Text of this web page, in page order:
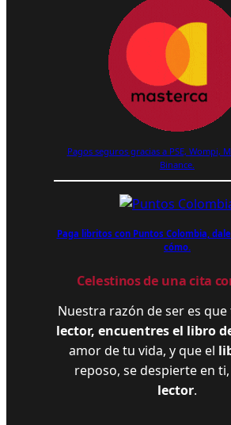
Pagos seguros gracias a PSE, Wompi,
Binance.
Paga libritos con Puntos Colombia,
cómo.
Celestinos de una cita
Nuestra razón de ser es
lector, encuentres el libro
amor de tu vida, y que el
reposo, se despierte en
lector.